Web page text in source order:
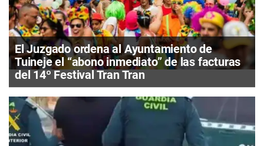
El Juzgado ordena al Ayuntamiento de
Tuineje el “abono inmediato” de las facturas
del 14º Festival Tran Tran